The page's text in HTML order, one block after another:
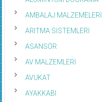
AMBALAJ MALZEMELERİ
ARITMA SİSTEMLERİ
ASANSÖR
AV MALZEMLERİ
AVUKAT
AYAKKABI